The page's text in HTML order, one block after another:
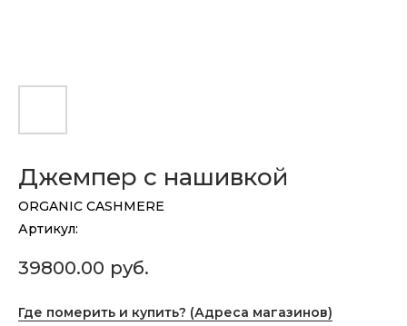
Джемпер с нашивкой
ORGANIC CASHMERE
Артикул:
39800.00 руб.
Где померить и купить? (Адреса магазинов)